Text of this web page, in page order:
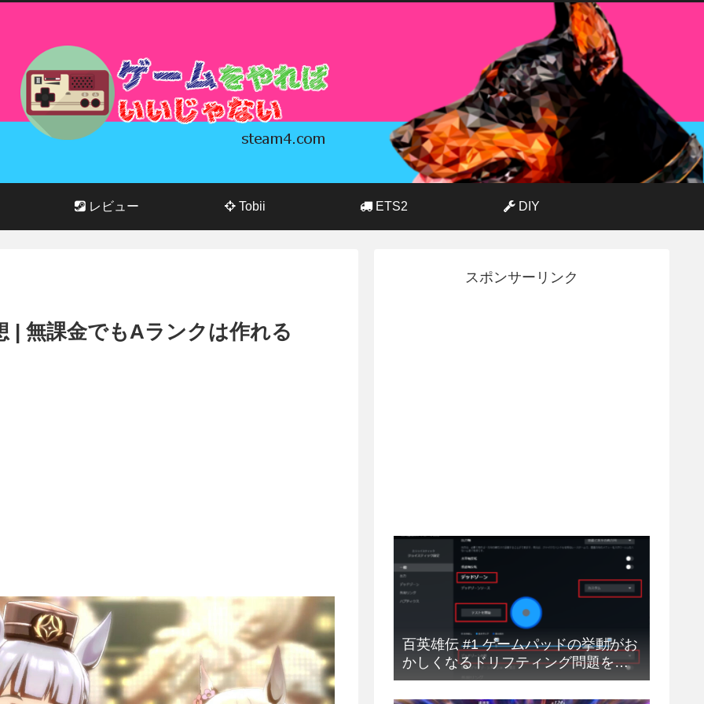
レビュー Tobii ETS2 DIY
| 無課金でもAランクは作れる
スポンサーリンク
百英雄伝 #1 ゲームパッドの挙動がお
かしくなるドリフティング問題を解
決する方法